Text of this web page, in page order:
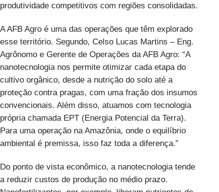
produtividade competitivos com regiões consolidadas.
A AFB Agro é uma das operações que têm explorado
esse território. Segundo, Celso Lucas Martins – Eng.
Agrônomo e Gerente de Operações da AFB Agro: “A
nanotecnologia nos permite otimizar cada etapa do
cultivo orgânico, desde a nutrição do solo até a
proteção contra pragas, com uma fração dos insumos
convencionais. Além disso, atuamos com tecnologia
própria chamada EPT (Energia Potencial da Terra).
Para uma operação na Amazônia, onde o equilíbrio
ambiental é premissa, isso faz toda a diferença.”
Do ponto de vista econômico, a nanotecnologia tende
a reduzir custos de produção no médio prazo.